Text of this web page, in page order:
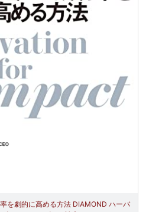
を劇的に高める方法 DIAMOND ハーバ